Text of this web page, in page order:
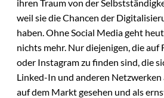
ihren Traum von der
weil sie die Chancen der
haben. Ohne Social Media geht
nichts mehr. Nur diejenigen, die auf
oder Instagram zu finden sind, die
Linked-In und anderen Netzwerken
auf dem Markt gesehen und als